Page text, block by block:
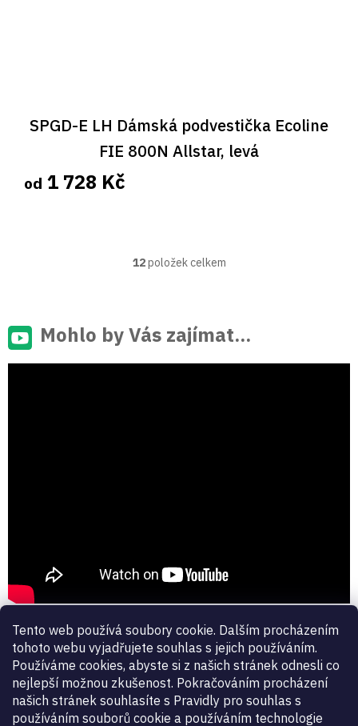
Tento web používá soubory cookie. Dalším procházením
tohoto webu vyjadřujete souhlas s jejich používáním.
Používáme cookies, abyste si z našich stránek odnesli co
nejlepší možnou zkušenost. Pokračováním procházení
našich stránek souhlasíte s Pravidly pro souhlas s
používáním souborů cookie a používáním technologie
SPGD-E LH Dámská podvestička Ecoline
FIE 800N Allstar, levá
od 1 728 Kč
O
d
a
c
12položek celkem
Mohlo by Vás zajímat...